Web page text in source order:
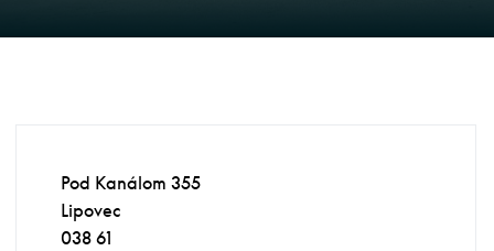
Pod Kanálom 355
Lipovec
038 61